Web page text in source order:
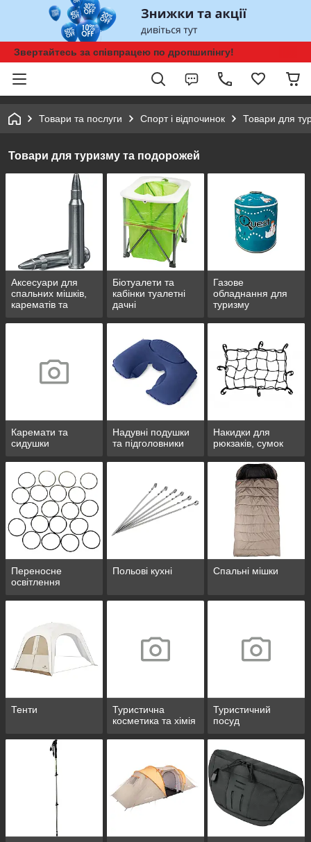
Звертайтесь за співпрацею по дропшипінгу!
Товари та послуги Спорт і відпочинок Товари для
Товари для туризму та подорожей
Аксесуари для
спальних мішків,
карематів та
Біотуалети та
кабінки туалетні
дачні
Газове
обладнання для
туризму
Каремати та
сидушки
Надувні подушки
та підголовники
Накидки для
рюкзаків, сумок
Переносне
освітлення
Польові кухні Спальні мішки
Тенти
Туристична
косметика та хімія
Туристичний
посуд